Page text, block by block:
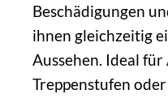
Beschädigungen
ihnen gleichzeitig
Aussehen. Ideal
Treppenstufen